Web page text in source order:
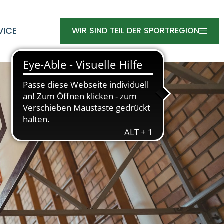
WIR SIND TEIL DER SPORTREGION